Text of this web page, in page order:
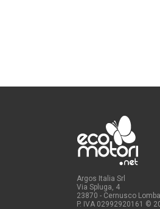
Argos Italia Srl
Via Spluga, 4
23870 - Cernusco
P. IVA 02992920161 ©